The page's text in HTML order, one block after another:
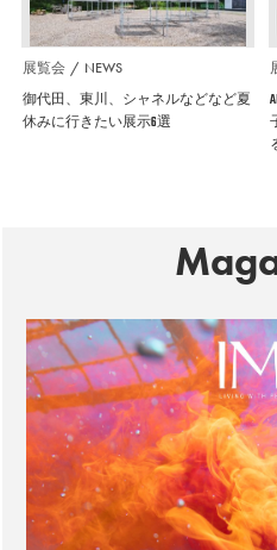
展覧会 NEWS
御代田、東川、シャネルなどなど夏
休みに行きたい展示6選